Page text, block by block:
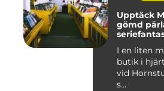
Upptäck
gömd
I en liten
butik i
vid
s...